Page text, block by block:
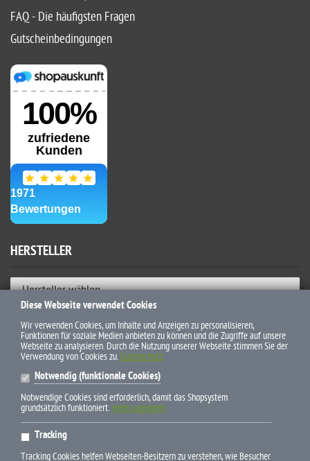
FAQ - Die häufigsten Fragen
Gutscheinbedingungen
HERSTELLER
Hersteller wählen
ZAHLUNGSWEISEN
* Alle Preise inkl. gesetzl. Mehrwertsteuer zzgl. Versandkosten und
ggf. Nachnahmegebühren, wenn nicht anders beschrieben
Diese Webseite verwendet Cookies
Wir verwenden Cookies, um Inhalte und Anzeigen zu personalisieren,
Funktionen für soziale Medien anbieten zu können und die Zugriffe auf unsere
Webseite zu analysieren. Durch die Nutzung unserer Webseite stimmen Sie der
Verwendung von Cookies zu. Datenschutz
Notwendig (funktionale Cookies)
Notwendige Cookies sind erforderlich, damit das Shopsystem
grundsätzlich funktioniert.(mehr anzeigen)
Tracking
Tracking Cookies helfen Webseiten-Besitzern zu verstehen, wie Besucher